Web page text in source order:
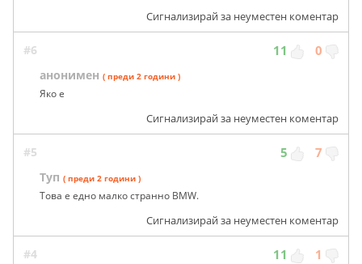
Сигнализирай за неуместен коментар
#6 11 0
анонимен ( преди 2 години )
Яко е
Сигнализирай за неуместен коментар
#5 5 7
Туп ( преди 2 години )
Това е едно малко странно BMW.
Сигнализирай за неуместен коментар
#4 11 1